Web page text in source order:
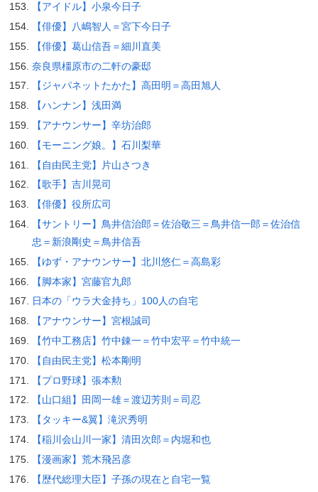
【アイドル】小泉今日子
【俳優】八嶋智人＝宮下今日子
【俳優】葛山信吾＝細川直美
奈良県橿原市の二軒の豪邸
【ジャパネットたかた】高田明＝高田旭人
【ハンナン】浅田満
【アナウンサー】辛坊治郎
【モーニング娘。】石川梨華
【自由民主党】片山さつき
【歌手】吉川晃司
【俳優】役所広司
【サントリー】鳥井信治郎＝佐治敬三＝鳥井信一郎＝佐治信
忠＝新浪剛史＝鳥井信吾
【ゆず・アナウンサー】北川悠仁＝高島彩
【脚本家】宮藤官九郎
日本の「ウラ大金持ち」100人の自宅
【アナウンサー】宮根誠司
【竹中工務店】竹中錬一＝竹中宏平＝竹中統一
【自由民主党】松本剛明
【プロ野球】張本勲
【山口組】田岡一雄＝渡辺芳則＝司忍
【タッキー&翼】滝沢秀明
【稲川会山川一家】清田次郎＝内堀和也
【漫画家】荒木飛呂彦
【歴代総理大臣】子孫の現在と自宅一覧